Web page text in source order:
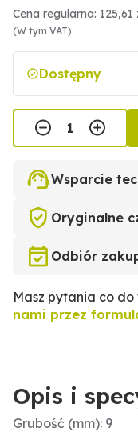
Cena regularna: 125,61
(W tym VAT)
Dostępny
Wsparcie
Oryginalne
Odbiór
Masz pytania co
nami przez
Opis i
Grubość (mm): 9